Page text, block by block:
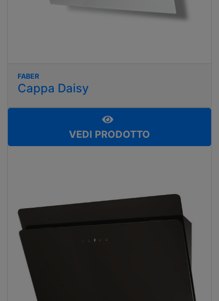
FABER
Cappa Daisy
VEDI PRODOTTO